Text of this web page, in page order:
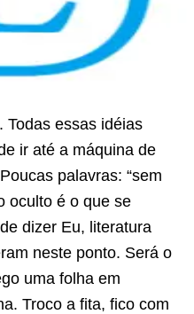
Todas essas idéias
ir até a máquina de
palavras: “sem
oculto é o que se
dizer Eu, literatura
neste ponto. Será o
uma folha em
Troco a fita, fico com